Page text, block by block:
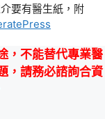
要有醫生紙，附
，不能替代專業醫
，請務必諮詢合資